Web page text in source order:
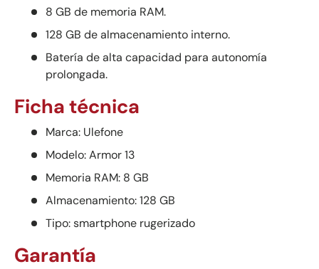
8 GB de memoria RAM.
128 GB de almacenamiento interno.
Batería de alta capacidad para autonomía
prolongada.
Ficha técnica
Marca: Ulefone
Modelo: Armor 13
Memoria RAM: 8 GB
Almacenamiento: 128 GB
Tipo: smartphone rugerizado
Garantía